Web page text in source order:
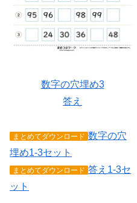
数字の穴埋め3
答え
まとめてダウンロード 数字の穴
埋め1-3セット
まとめてダウンロード 答え1-3セ
ット